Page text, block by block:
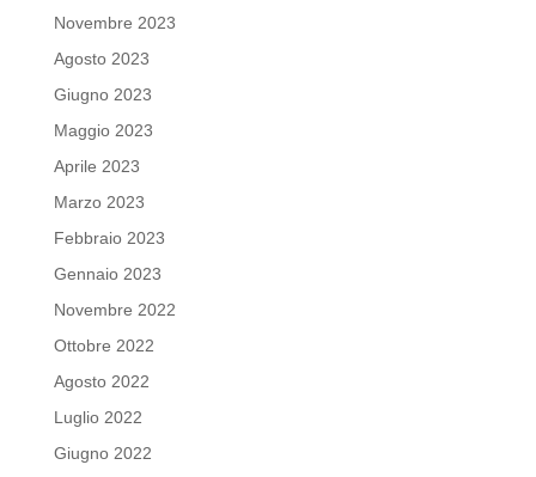
Novembre 2023
Agosto 2023
Giugno 2023
Maggio 2023
Aprile 2023
Marzo 2023
Febbraio 2023
Gennaio 2023
Novembre 2022
Ottobre 2022
Agosto 2022
Luglio 2022
Giugno 2022